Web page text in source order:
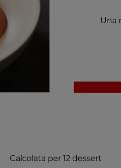
Una
Calcolata per 12 dessert